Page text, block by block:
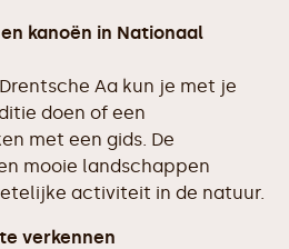
kanoën in Nationaal
Aa kun je met je
doen of een
met een gids. De
mooie landschappen
activiteit in de natuur.
verkennen